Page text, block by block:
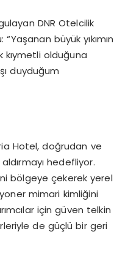
DNR Otelcilik
büyük yıkımın
kıymetli olduğuna
duyduğum
Hotel, doğrudan ve
hedefliyor.
bölgeye çekerek yerel
mimari kimliğini
için güven telkin
de güçlü bir geri